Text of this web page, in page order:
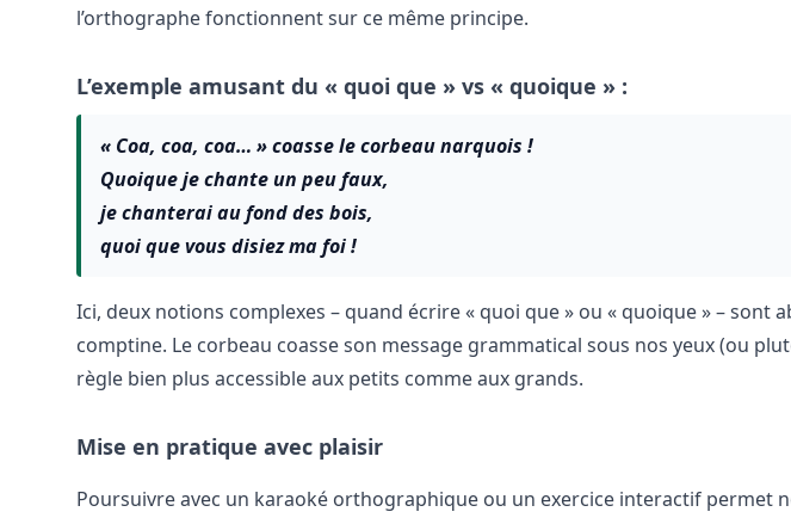
l’orthographe fonctionnent sur ce même principe.
L’exemple amusant du « quoi que » vs « quoique » :
« Coa, coa, coa… » coasse le corbeau narquois !
Quoique je chante un peu faux,
je chanterai au fond des bois,
quoi que vous disiez ma foi !
Ici, deux notions complexes – quand écrire « quoi que » ou « quoique » – sont
comptine. Le corbeau coasse son message grammatical sous nos yeux (ou
règle bien plus accessible aux petits comme aux grands.
Mise en pratique avec plaisir
Poursuivre avec un karaoké orthographique ou un exercice interactif permet